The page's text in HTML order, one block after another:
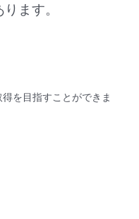
ます。
を目指すことができま